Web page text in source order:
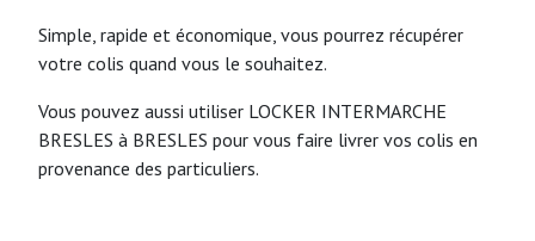
Simple, rapide et économique, vous pourrez récupérer
votre colis quand vous le souhaitez.
Vous pouvez aussi utiliser LOCKER INTERMARCHE
BRESLES à BRESLES pour vous faire livrer vos colis en
provenance des particuliers.